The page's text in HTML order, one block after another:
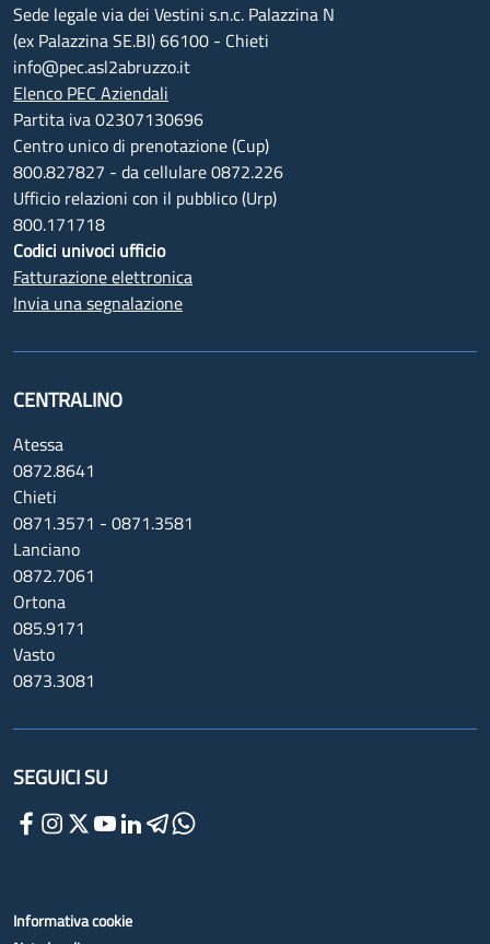
Sede legale via dei Vestini s.n.c. Palazzina N
(ex Palazzina SE.BI) 66100 - Chieti
info@pec.asl2abruzzo.it
Elenco PEC Aziendali
Partita iva 02307130696
Centro unico di prenotazione (Cup)
800.827827 - da cellulare 0872.226
Ufficio relazioni con il pubblico (Urp)
800.171718
Codici univoci ufficio
Fatturazione elettronica
Invia una segnalazione
CENTRALINO
Atessa
0872.8641
Chieti
0871.3571 - 0871.3581
Lanciano
0872.7061
Ortona
085.9171
Vasto
0873.3081
SEGUICI SU
Informativa cookie